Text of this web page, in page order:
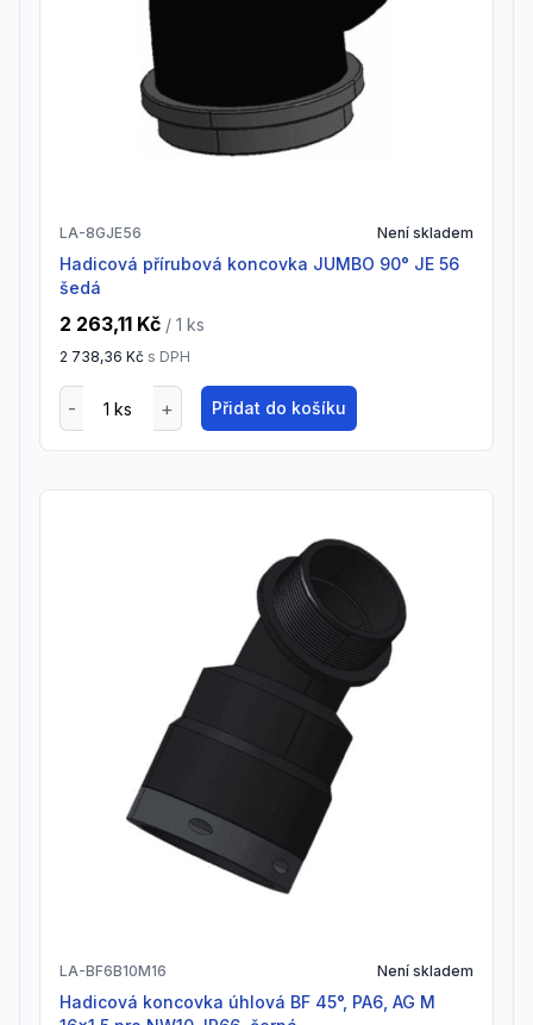
LA-8GJE56 Není skladem
Hadicová přírubová koncovka JUMBO 90° JE 56
šedá
2 263,11 Kč / 1 ks
2 738,36 Kč s DPH
Přidat do košíku
LA-BF6B10M16 Není skladem
Hadicová koncovka úhlová BF 45°, PA6, AG M